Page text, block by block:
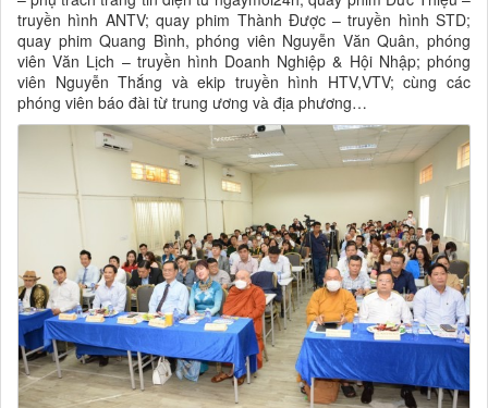
truyền hình ANTV; quay phim Thành Được – truyền hình STD;
quay phim Quang Bình, phóng viên Nguyễn Văn Quân, phóng
viên Văn Lịch – truyền hình Doanh Nghiệp & Hội Nhập; phóng
viên Nguyễn Thắng và ekip truyền hình HTV,VTV; cùng các
phóng viên báo đài từ trung ương và địa phương…